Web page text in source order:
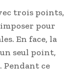
trois points,
pour
En face, la
seul point,
Pendant ce